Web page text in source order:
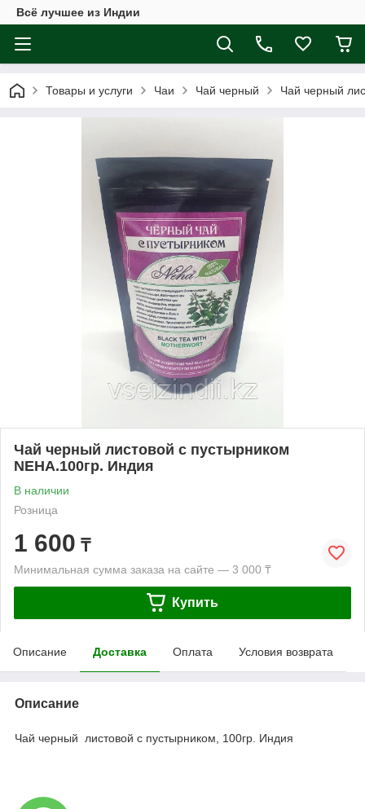
Всё лучшее из Индии
Товары и услуги Чаи Чай черный Чай черный
Чай черный листовой с пустырником
NEHA.100гр. Индия
В наличии
Розница
1 600 ₸
Минимальная сумма заказа на сайте — 3 000 ₸
Купить
Описание Доставка Оплата Условия возврата
Описание
Чай черный листовой с пустырником, 100гр. Индия